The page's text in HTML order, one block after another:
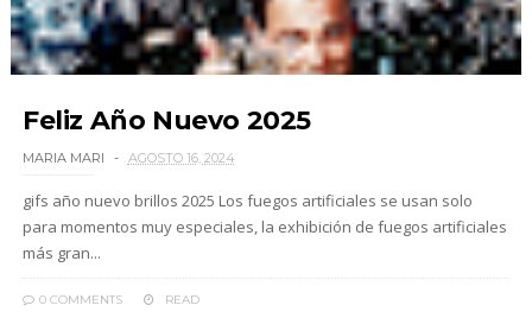
Feliz Año Nuevo 2025
MARIA MARI AGOSTO 16, 2024
gifs año nuevo brillos 2025 Los fuegos artificiales se usan solo
para momentos muy especiales, la exhibición de fuegos artificiales
más gran...
0 COMMENTS READ